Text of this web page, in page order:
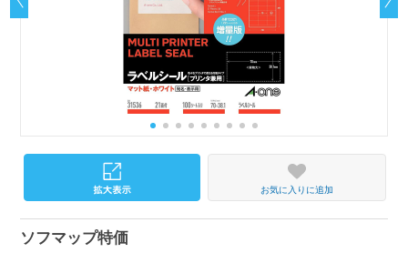
お気に入りに追加
ソフマップ特価